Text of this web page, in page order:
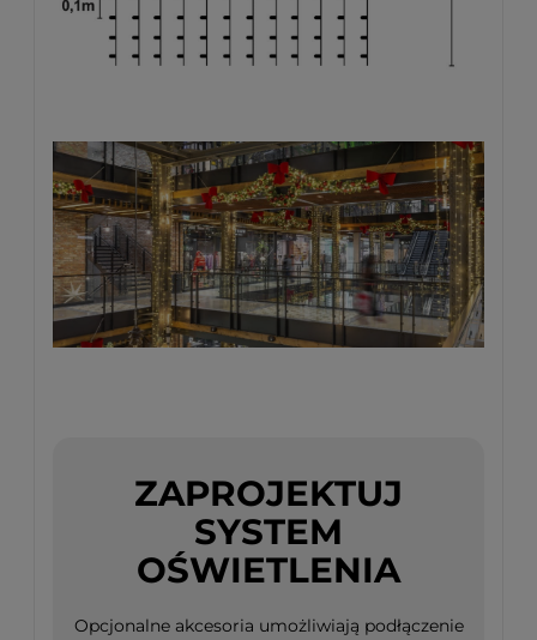
ZAPROJEKTUJ
SYSTEM
OŚWIETLENIA
Opcjonalne akcesoria umożliwiają podłączenie